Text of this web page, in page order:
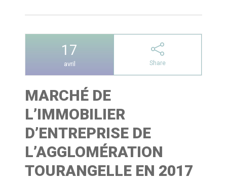
17
avril Share
MARCHÉ DE
L’IMMOBILIER
D’ENTREPRISE DE
L’AGGLOMÉRATION
TOURANGELLE EN 2017